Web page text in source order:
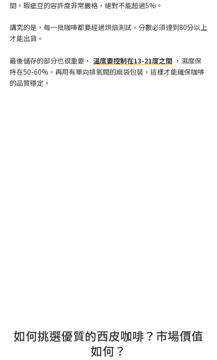
間。瑕疵豆的容許度非常嚴格，絕對不能超過5%。
講究的是，每一批咖啡都要經過烘焙測試，分數必須達到80分以上
才能出貨。
最後儲存的部分也很重要， 溫度要控制在13-21度之間 ，濕度保
持在50-60%，再用有單向排氣閥的麻袋包裝，這樣才能確保咖啡
的品質穩定。
如何挑選優質的西皮咖啡？市場價值
如何？